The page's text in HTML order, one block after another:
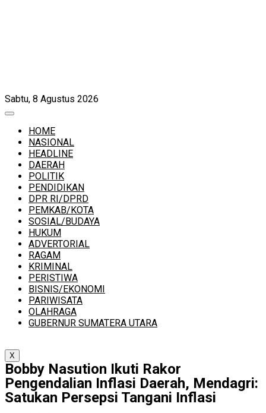
Sabtu, 8 Agustus 2026
HOME
NASIONAL
HEADLINE
DAERAH
POLITIK
PENDIDIKAN
DPR RI/DPRD
PEMKAB/KOTA
SOSIAL/BUDAYA
HUKUM
ADVERTORIAL
RAGAM
KRIMINAL
PERISTIWA
BISNIS/EKONOMI
PARIWISATA
OLAHRAGA
GUBERNUR SUMATERA UTARA
X
Bobby Nasution Ikuti Rakor
Pengendalian Inflasi Daerah, Mendagri:
Satukan Persepsi Tangani Inflasi